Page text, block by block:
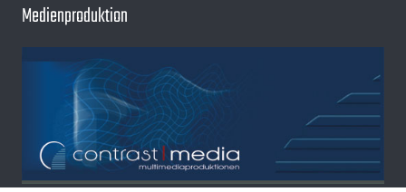
Medienproduktion